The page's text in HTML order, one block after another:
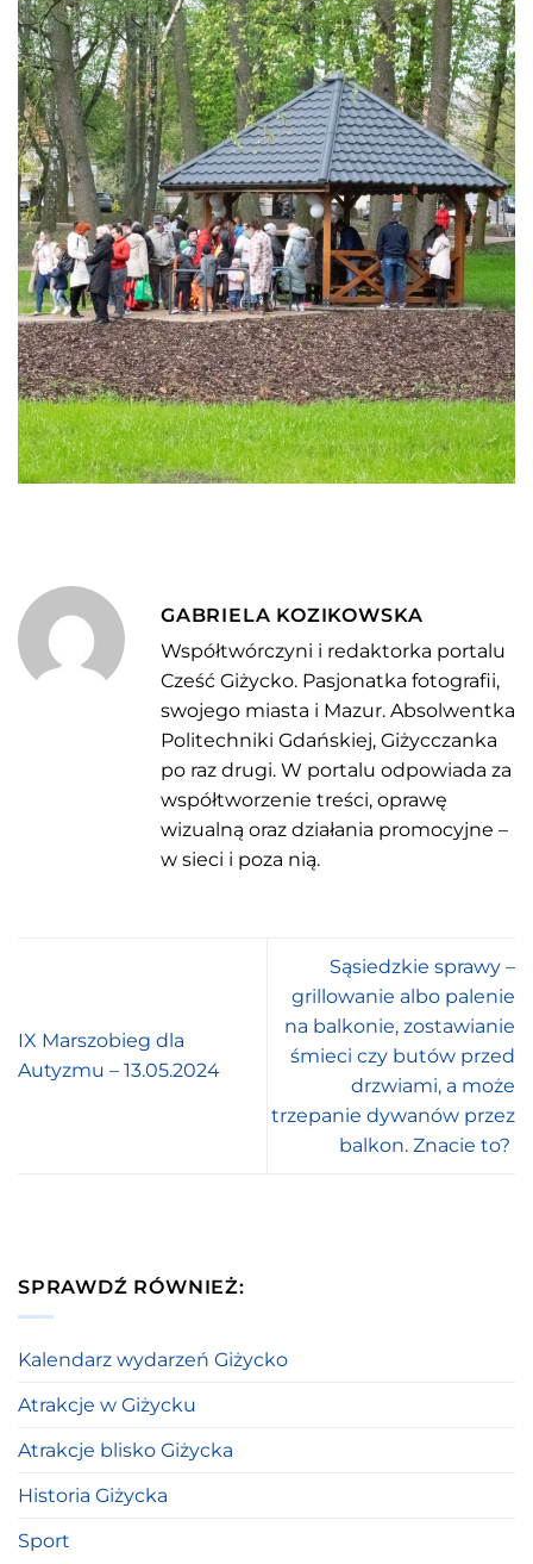
GABRIELA KOZIKOWSKA
Współtwórczyni i redaktorka portalu
Cześć Giżycko. Pasjonatka fotografii,
swojego miasta i Mazur. Absolwentka
Politechniki Gdańskiej, Giżycczanka
po raz drugi. W portalu odpowiada za
współtworzenie treści, oprawę
wizualną oraz działania promocyjne –
w sieci i poza nią.
IX Marszobieg dla
Autyzmu – 13.05.2024
Sąsiedzkie sprawy –
grillowanie albo palenie
na balkonie, zostawianie
śmieci czy butów przed
drzwiami, a może
trzepanie dywanów przez
balkon. Znacie to?
SPRAWDŹ RÓWNIEŻ:
Kalendarz wydarzeń Giżycko
Atrakcje w Giżycku
Atrakcje blisko Giżycka
Historia Giżycka
Sport